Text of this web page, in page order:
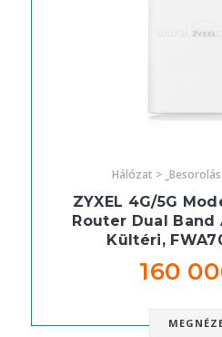
Hálózat >
ZYXEL 4G/5G
Router Dual Band
Kültéri,
160